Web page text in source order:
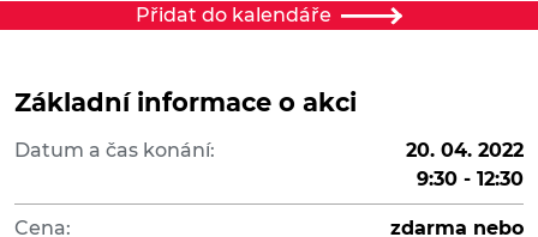
Přidat do kalendáře
Základní informace o akci
Datum a čas konání:
20. 04. 2022
9:30 - 12:30
Cena:
zdarma nebo